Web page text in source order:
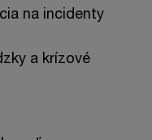
na incidenty
a krízové